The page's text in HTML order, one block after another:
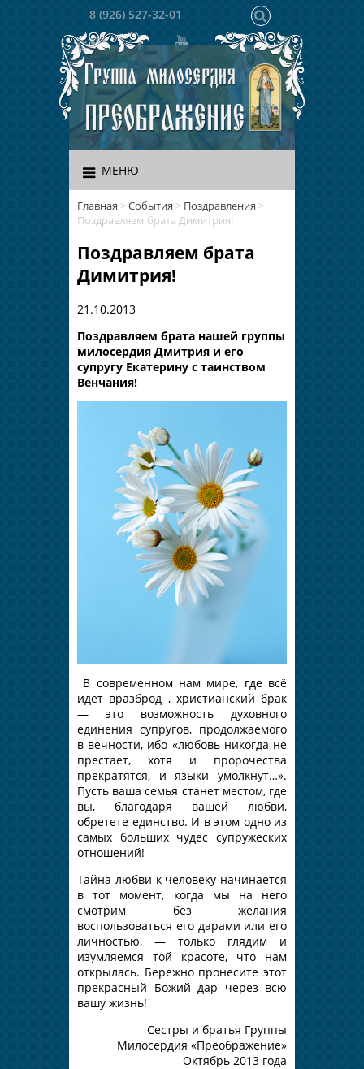
8 (926) 527-32-01
МЕНЮ
Главная >События > Поздравления >
Поздравляем брата Димитрия!
Поздравляем брата
Димитрия!
21.10.2013
Поздравляем брата нашей группы
милосердия Дмитрия и его
супругу Екатерину с таинством
Венчания!
В современном нам мире, где всё
идет вразброд , христианский брак
— это возможность духовного
единения супругов, продолжаемого
в вечности, ибо «любовь никогда не
престает, хотя и пророчества
прекратятся, и языки умолкнут…».
Пусть ваша семья станет местом, где
вы, благодаря вашей любви,
обретете единство. И в этом одно из
самых больших чудес супружеских
отношений!
Тайна любви к человеку начинается
в тот момент, когда мы на него
смотрим без желания
воспользоваться его дарами или его
личностью, — только глядим и
изумляемся той красоте, что нам
открылась. Бережно пронесите этот
прекрасный Божий дар через всю
вашу жизнь!
Сестры и братья Группы
Милосердия «Преображение»
Октябрь 2013 года